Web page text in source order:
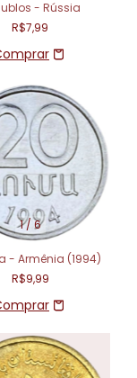
- Rússia
R$7,99
1/6
- Armênia (1994)
R$9,99